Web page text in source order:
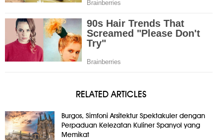
RELATED ARTICLES
Burgos, Simfoni Arsitektur Spektakuler dengan
Perpaduan Kelezatan Kuliner Spanyol yang
Memikat